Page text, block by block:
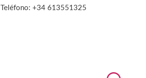
Teléfono: +34 613551325